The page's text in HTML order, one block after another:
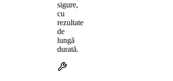
sigure,
cu
rezultate
de
lungă
durată.